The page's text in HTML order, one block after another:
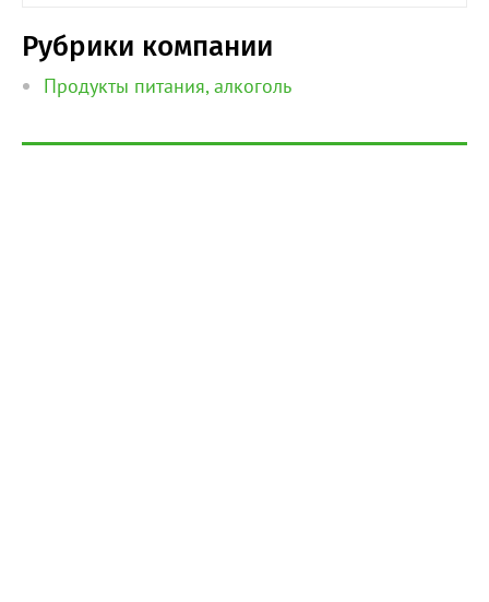
Рубрики компании
Продукты питания, алкоголь